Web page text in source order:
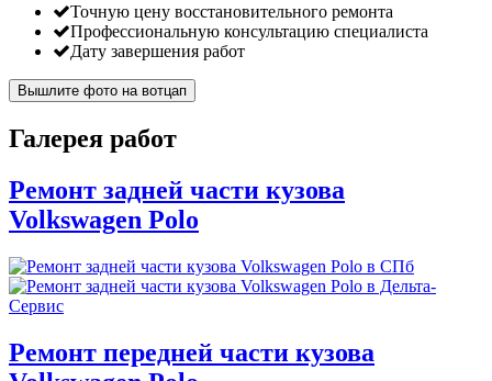
Точную цену восстановительного ремонта
Профессиональную консультацию специалиста
Дату завершения работ
Вышлите фото на вотцап
Галерея работ
Ремонт задней части кузова
Volkswagen Polo
Ремонт передней части кузова